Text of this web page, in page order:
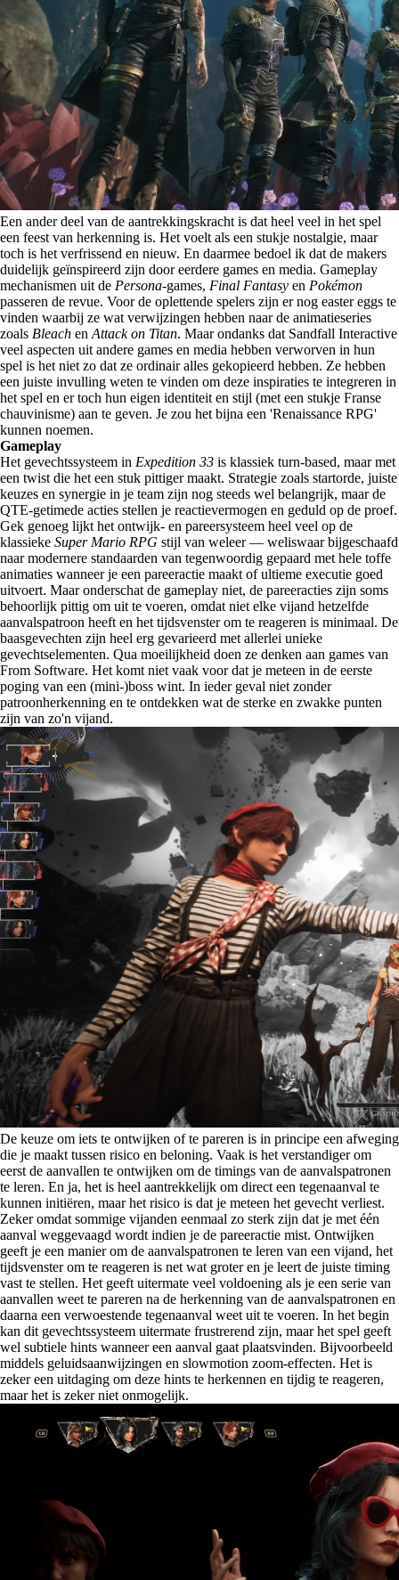
Een ander deel van de aantrekkingskracht is dat heel veel in het spel
een feest van herkenning is. Het voelt als een stukje nostalgie, maar
toch is het verfrissend en nieuw. En daarmee bedoel ik dat de makers
duidelijk geïnspireerd zijn door eerdere games en media. Gameplay
mechanismen uit de Persona-games, Final Fantasy en Pokémon
passeren de revue. Voor de oplettende spelers zijn er nog easter eggs te
vinden waarbij ze wat verwijzingen hebben naar de animatieseries
zoals Bleach en Attack on Titan. Maar ondanks dat Sandfall Interactive
veel aspecten uit andere games en media hebben verworven in hun
spel is het niet zo dat ze ordinair alles gekopieerd hebben. Ze hebben
een juiste invulling weten te vinden om deze inspiraties te integreren in
het spel en er toch hun eigen identiteit en stijl (met een stukje Franse
chauvinisme) aan te geven. Je zou het bijna een 'Renaissance RPG'
kunnen noemen.
Gameplay
Het gevechtssysteem in Expedition 33 is klassiek turn-based, maar met
een twist die het een stuk pittiger maakt. Strategie zoals startorde, juiste
keuzes en synergie in je team zijn nog steeds wel belangrijk, maar de
QTE-getimede acties stellen je reactievermogen en geduld op de proef.
Gek genoeg lijkt het ontwijk- en pareersysteem heel veel op de
klassieke Super Mario RPG stijl van weleer— weliswaar bijgeschaafd
naar modernere standaarden van tegenwoordig gepaard met hele toffe
animaties wanneer je een pareeractie maakt of ultieme executie goed
uitvoert. Maar onderschat de gameplay niet, de pareeracties zijn soms
behoorlijk pittig om uit te voeren, omdat niet elke vijand hetzelfde
aanvalspatroon heeft en het tijdsvenster om te reageren is minimaal. De
baasgevechten zijn heel erg gevarieerd met allerlei unieke
gevechtselementen. Qua moeilijkheid doen ze denken aan games van
From Software. Het komt niet vaak voor dat je meteen in de eerste
poging van een (mini-)boss wint. In ieder geval niet zonder
patroonherkenning en te ontdekken wat de sterke en zwakke punten
zijn van zo'n vijand.
De keuze om iets te ontwijken of te pareren is in principe een afweging
die je maakt tussen risico en beloning. Vaak is het verstandiger om
eerst de aanvallen te ontwijken om de timings van de aanvalspatronen
te leren. En ja, het is heel aantrekkelijk om direct een tegenaanval te
kunnen initiëren, maar het risico is dat je meteen het gevecht verliest.
Zeker omdat sommige vijanden eenmaal zo sterk zijn dat je met één
aanval weggevaagd wordt indien je de pareeractie mist. Ontwijken
geeft je een manier om de aanvalspatronen te leren van een vijand, het
tijdsvenster om te reageren is net wat groter en je leert de juiste timing
vast te stellen. Het geeft uitermate veel voldoening als je een serie van
aanvallen weet te pareren na de herkenning van de aanvalspatronen en
daarna een verwoestende tegenaanval weet uit te voeren. In het begin
kan dit gevechtssysteem uitermate frustrerend zijn, maar het spel geeft
wel subtiele hints wanneer een aanval gaat plaatsvinden. Bijvoorbeeld
middels geluidsaanwijzingen en slowmotion zoom-effecten. Het is
zeker een uitdaging om deze hints te herkennen en tijdig te reageren,
maar het is zeker niet onmogelijk.